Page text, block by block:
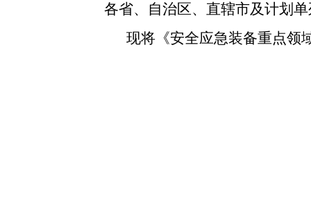
各省、自治区、直辖市及计划
现将《安全应急装备重点领